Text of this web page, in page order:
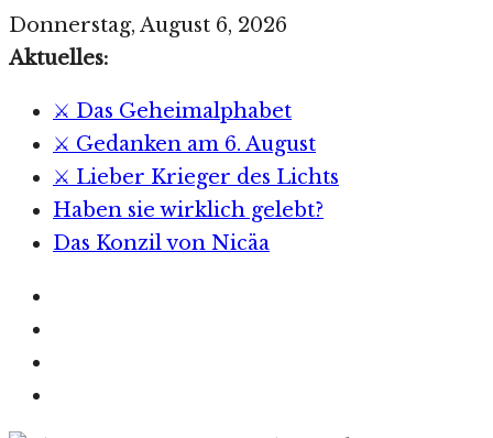
Zum
Inhalt
Donnerstag, August 6, 2026
Aktuelles:
⚔️ Das Geheimalphabet
⚔️ Gedanken am 6. August
⚔️ Lieber Krieger des Lichts
Haben sie wirklich gelebt?
Das Konzil von Nicäa